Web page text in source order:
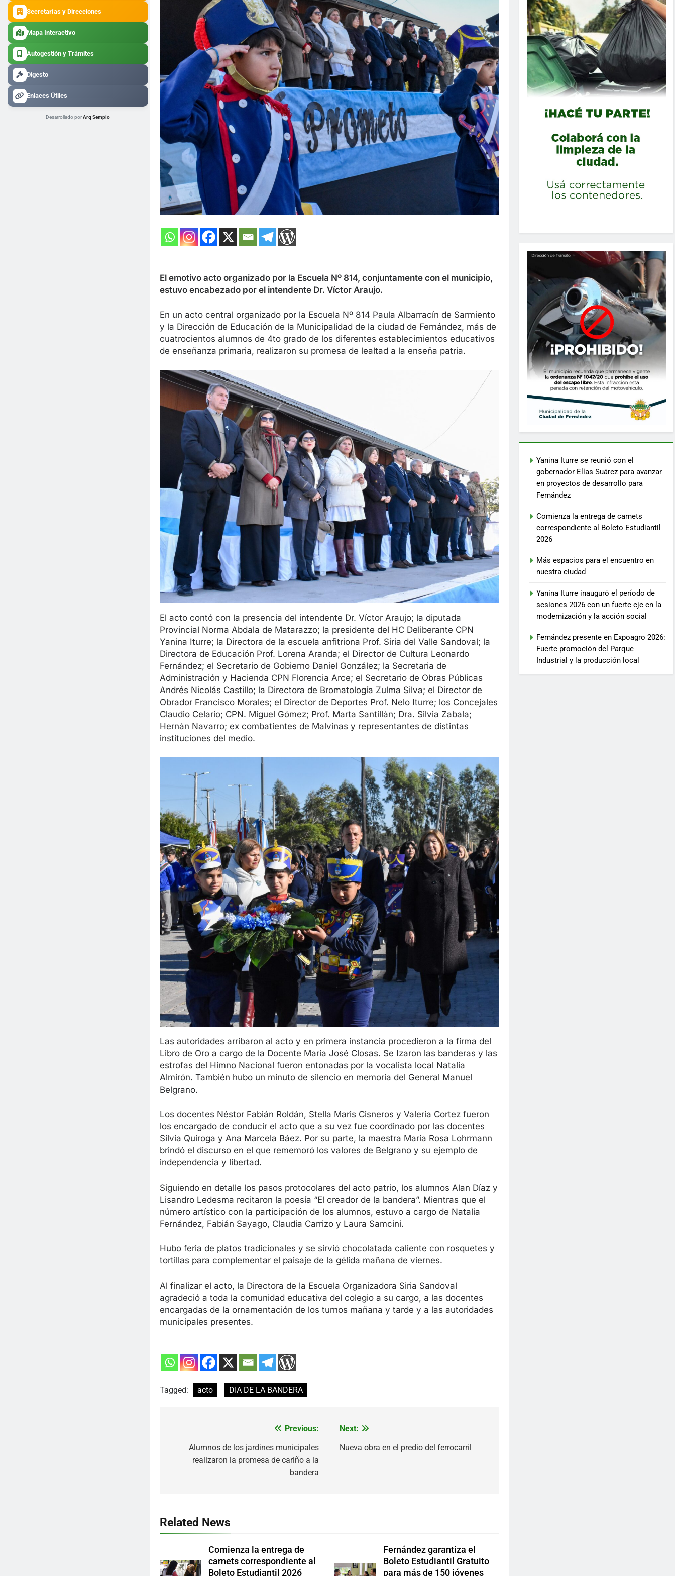
Secretarías y Direcciones
Mapa Interactivo
Autogestión y Trámites
Digesto
Enlaces Útiles
Desarrollado porArq Sempio
El emotivo acto organizado por la Escuela Nº 814, conjuntamente con el municipio,
estuvo encabezado por el intendente Dr. Víctor Araujo.
En un acto central organizado por la Escuela Nº 814 Paula Albarracín de Sarmiento
y la Dirección de Educación de la Municipalidad de la ciudad de Fernández, más de
cuatrocientos alumnos de 4to grado de los diferentes establecimientos educativos
de enseñanza primaria, realizaron su promesa de lealtad a la enseña patria.
El acto contó con la presencia del intendente Dr. Víctor Araujo; la diputada
Provincial Norma Abdala de Matarazzo; la presidente del HC Deliberante CPN
Yanina Iturre; la Directora de la escuela anfitriona Prof. Siria del Valle Sandoval; la
Directora de Educación Prof. Lorena Aranda; el Director de Cultura Leonardo
Fernández; el Secretario de Gobierno Daniel González; la Secretaria de
Administración y Hacienda CPN Florencia Arce; el Secretario de Obras Públicas
Andrés Nicolás Castillo; la Directora de Bromatología Zulma Silva; el Director de
Obrador Francisco Morales; el Director de Deportes Prof. Nelo Iturre; los Concejales
Claudio Celario; CPN. Miguel Gómez; Prof. Marta Santillán; Dra. Silvia Zabala;
Hernán Navarro; ex combatientes de Malvinas y representantes de distintas
instituciones del medio.
Las autoridades arribaron al acto y en primera instancia procedieron a la firma del
Libro de Oro a cargo de la Docente María José Closas. Se Izaron las banderas y las
estrofas del Himno Nacional fueron entonadas por la vocalista local Natalia
Almirón. También hubo un minuto de silencio en memoria del General Manuel
Belgrano.
Los docentes Néstor Fabián Roldán, Stella Maris Cisneros y Valeria Cortez fueron
los encargado de conducir el acto que a su vez fue coordinado por las docentes
Silvia Quiroga y Ana Marcela Báez. Por su parte, la maestra María Rosa Lohrmann
brindó el discurso en el que rememoró los valores de Belgrano y su ejemplo de
independencia y libertad.
Siguiendo en detalle los pasos protocolares del acto patrio, los alumnos Alan Díaz y
Lisandro Ledesma recitaron la poesía “El creador de la bandera”. Mientras que el
número artístico con la participación de los alumnos, estuvo a cargo de Natalia
Fernández, Fabián Sayago, Claudia Carrizo y Laura Samcini.
Hubo feria de platos tradicionales y se sirvió chocolatada caliente con rosquetes y
tortillas para complementar el paisaje de la gélida mañana de viernes.
Al finalizar el acto, la Directora de la Escuela Organizadora Siria Sandoval
agradeció a toda la comunidad educativa del colegio a su cargo, a las docentes
encargadas de la ornamentación de los turnos mañana y tarde y a las autoridades
municipales presentes.
Tagged: acto DIA DE LA BANDERA
Previous:
Alumnos de los jardines municipales
realizaron la promesa de cariño a la
bandera
Next:
Nueva obra en el predio del ferrocarril
Related News
Comienza la entrega de
carnets correspondiente al
Boleto Estudiantil 2026
Fernández garantiza el
Boleto Estudiantil Gratuito
para más de 150 jóvenes
Yanina Iturre se reunió con el
gobernador Elías Suárez para avanzar
en proyectos de desarrollo para
Fernández
Comienza la entrega de carnets
correspondiente al Boleto Estudiantil
2026
Más espacios para el encuentro en
nuestra ciudad
Yanina Iturre inauguró el período de
sesiones 2026 con un fuerte eje en la
modernización y la acción social
Fernández presente en Expoagro 2026:
Fuerte promoción del Parque
Industrial y la producción local